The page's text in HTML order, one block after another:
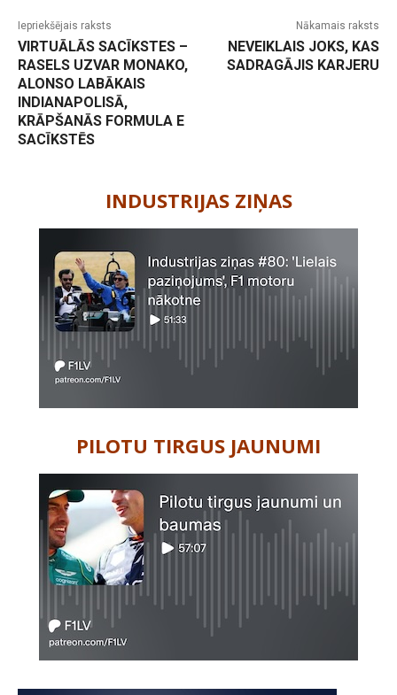
Iepriekšējais raksts
VIRTUĀLĀS SACĪKSTES –
RASELS UZVAR MONAKO,
ALONSO LABĀKAIS
INDIANAPOLISĀ,
KRĀPŠANĀS FORMULA E
SACĪKSTĒS
Nākamais raksts
NEVEIKLAIS JOKS, KAS
SADRAGĀJIS KARJERU
INDUSTRIJAS ZIŅAS
PILOTU TIRGUS JAUNUMI